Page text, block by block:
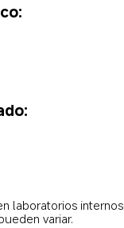
laboratorios
variar.